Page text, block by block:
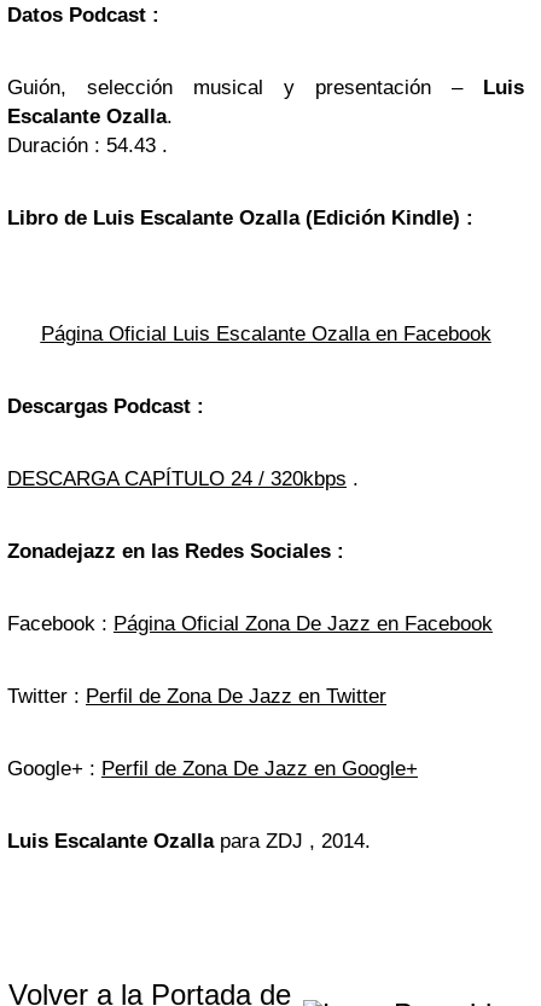
Datos Podcast :
Guión, selección musical y presentación – Luis
Escalante Ozalla.
Duración : 54.43 .
Libro de Luis Escalante Ozalla (Edición Kindle) :
Página Oficial Luis Escalante Ozalla en Facebook
Descargas Podcast :
DESCARGA CAPÍTULO 24 / 320kbps .
Zonadejazz en las Redes Sociales :
Facebook : Página Oficial Zona De Jazz en Facebook
Twitter : Perfil de Zona De Jazz en Twitter
Google+ : Perfil de Zona De Jazz en Google+
Luis Escalante Ozallapara ZDJ , 2014.
Volver a la Portada de